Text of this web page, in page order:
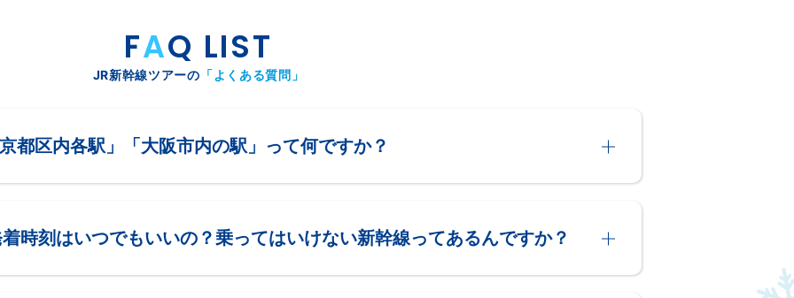
FAQ LIST
JR新幹線ツアーの 「よくある質問」
都区内各駅」「大阪市内の駅」って何ですか？
時刻はいつでもいいの？乗ってはいけない新幹線ってあるんですか？